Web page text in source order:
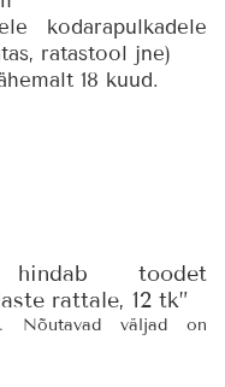
kodarapulkadele
ratastool jne)
18 kuud.
toodet
rattale, 12 tk”
Nõutavad väljad on